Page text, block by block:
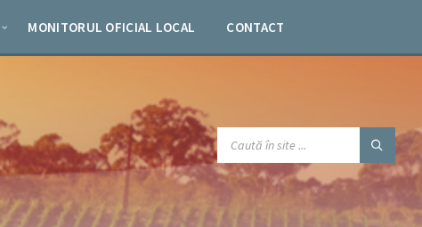
MONITORUL OFICIAL LOCAL CONTACT
SEARCH: